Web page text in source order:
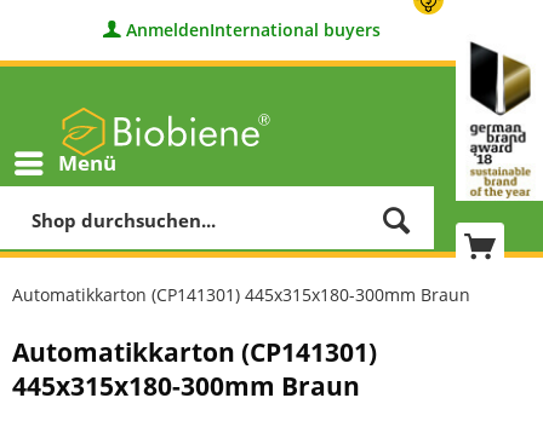
AnmeldenInternational buyers
Menü
Automatikkarton (CP141301) 445x315x180-300mm Braun
Automatikkarton (CP141301)
445x315x180-300mm Braun